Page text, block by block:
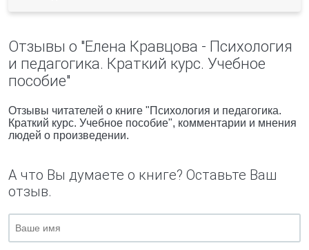
Отзывы о "Елена Кравцова - Психология
и педагогика. Краткий курс. Учебное
пособие"
Отзывы читателей о книге "Психология и педагогика.
Краткий курс. Учебное пособие", комментарии и мнения
людей о произведении.
А что Вы думаете о книге? Оставьте Ваш
отзыв.